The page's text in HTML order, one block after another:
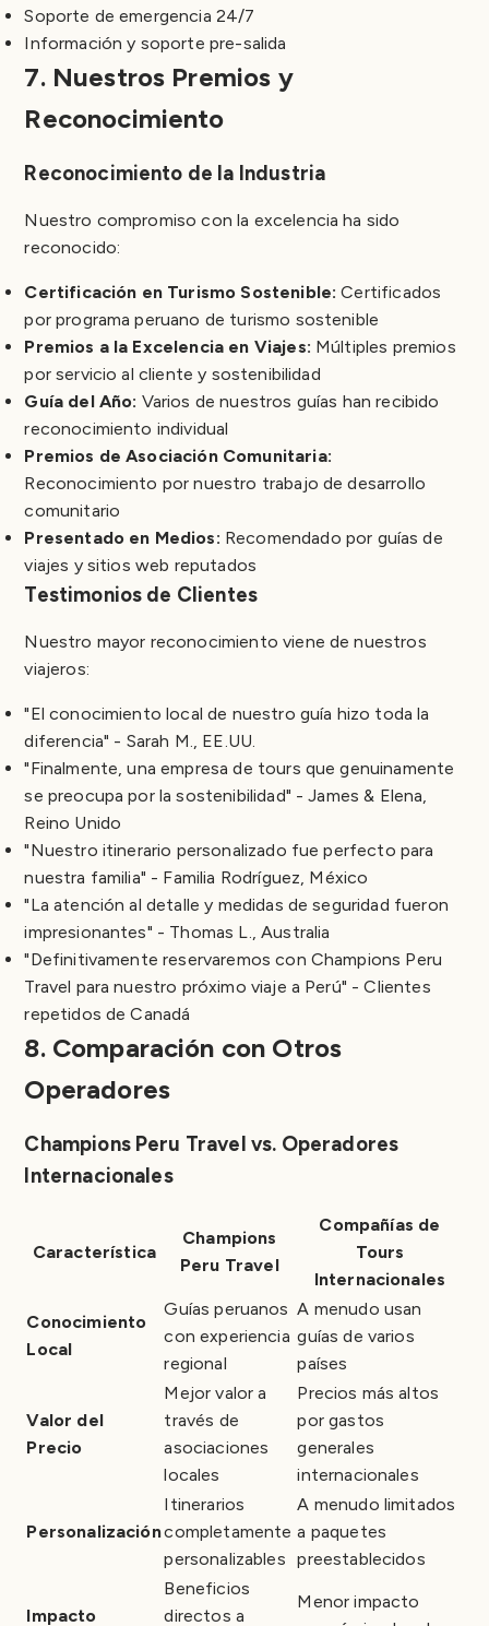
Soporte de emergencia 24/7
Información y soporte pre-salida
7. Nuestros Premios y
Reconocimiento
Reconocimiento de la Industria
Nuestro compromiso con la excelencia ha sido
reconocido:
Certificación en Turismo Sostenible: Certificados
por programa peruano de turismo sostenible
Premios a la Excelencia en Viajes: Múltiples premios
por servicio al cliente y sostenibilidad
Guía del Año: Varios de nuestros guías han recibido
reconocimiento individual
Premios de Asociación Comunitaria:
Reconocimiento por nuestro trabajo de desarrollo
comunitario
Presentado en Medios: Recomendado por guías de
viajes y sitios web reputados
Testimonios de Clientes
Nuestro mayor reconocimiento viene de nuestros
viajeros:
"El conocimiento local de nuestro guía hizo toda la
diferencia" - Sarah M., EE.UU.
"Finalmente, una empresa de tours que genuinamente
se preocupa por la sostenibilidad" - James & Elena,
Reino Unido
"Nuestro itinerario personalizado fue perfecto para
nuestra familia" - Familia Rodríguez, México
"La atención al detalle y medidas de seguridad fueron
impresionantes" - Thomas L., Australia
"Definitivamente reservaremos con Champions Peru
Travel para nuestro próximo viaje a Perú" - Clientes
repetidos de Canadá
8. Comparación con Otros
Operadores
Champions Peru Travel vs. Operadores
Internacionales
Característica
Champions
Peru Travel
Compañías de
Tours
Internacionales
Conocimiento
Local
Guías peruanos
con experiencia
regional
A menudo usan
guías de varios
países
Valor del
Precio
Mejor valor a
través de
asociaciones
locales
Precios más altos
por gastos
generales
internacionales
Personalización
Itinerarios
completamente
personalizables
A menudo limitados
a paquetes
preestablecidos
Impacto
Beneficios
directos a
Menor impacto